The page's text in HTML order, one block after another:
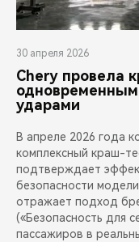
30 апреля 2026
Chery провела
ударами
В апреле 2026 года
комплексный краш-
подтверждает
безопасности
отражает подход
(«Безопасность для
пассажиров в